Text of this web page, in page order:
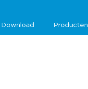
Download Producten